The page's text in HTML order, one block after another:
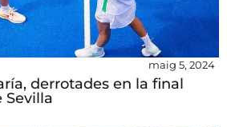
maig 5, 2024
derrotades en la final
Sevilla